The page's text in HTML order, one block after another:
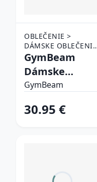
OBLEČENIE >
DÁMSKE OBLEČENIE
> TEPLÁKY A
NOHAVICE
GymBeam
Dámske
tepláky Thorn
GymBeam
30.95 €